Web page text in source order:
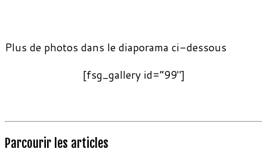
Plus de photos dans le diaporama ci-dessous
[fsg_gallery id=”99″]
Parcourir les articles